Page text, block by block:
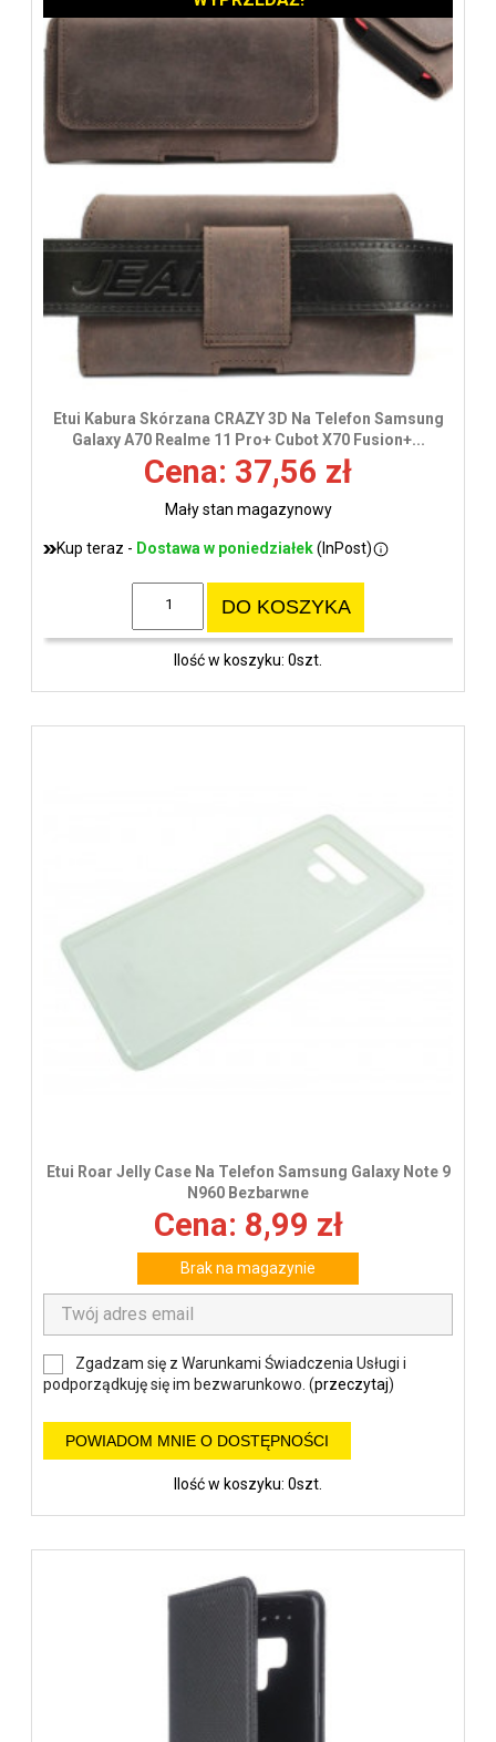
Etui Kabura Skórzana CRAZY 3D Na Telefon Samsung
Galaxy A70 Realme 11 Pro+ Cubot X70 Fusion+...
Cena: 37,56 zł
Mały stan magazynowy
Kup teraz - Dostawa w poniedziałek(InPost)
DO KOSZYKA
Ilość w koszyku: 0szt.
Etui Roar Jelly Case Na Telefon Samsung Galaxy Note 9
N960 Bezbarwne
Cena: 8,99 zł
Brak na magazynie
Zgadzam się z Warunkami Świadczenia Usługi i
podporządkuję się im bezwarunkowo. (przeczytaj)
POWIADOM MNIE O DOSTĘPNOŚCI
Ilość w koszyku: 0szt.